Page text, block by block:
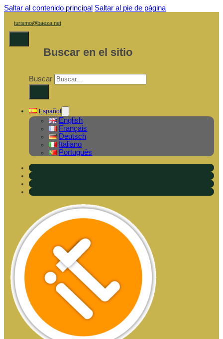
Saltar al contenido principal Saltar al pie de página
turismo@baeza.net
Buscar en el sitio
Buscar
Español
English
Français
Deutsch
Italiano
Português